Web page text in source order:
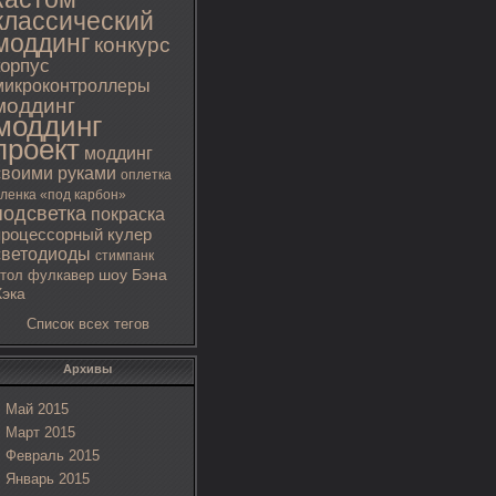
конкурс
моддинг
руками оплетка
«под карбон»
покраска
кулер
стимпанк
фулкавер шоу Бэна
Список всех тегов
Архивы
Май 2015
Март 2015
Февраль 2015
Январь 2015